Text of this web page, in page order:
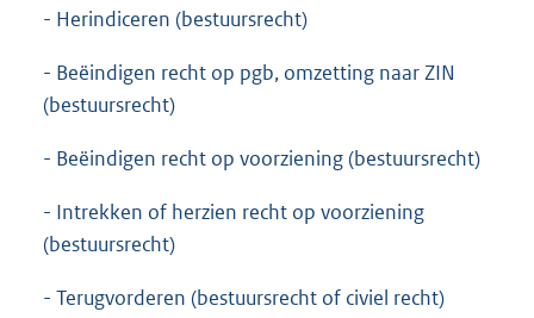
- Herindiceren (bestuursrecht)
- Beëindigen recht op pgb, omzetting naar ZIN
(bestuursrecht)
- Beëindigen recht op voorziening (bestuursrecht)
- Intrekken of herzien recht op voorziening
(bestuursrecht)
- Terugvorderen (bestuursrecht of civiel recht)